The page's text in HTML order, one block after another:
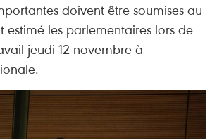
doivent être soumises au
estimé les parlementaires lors ​de
jeudi 12 novembre à